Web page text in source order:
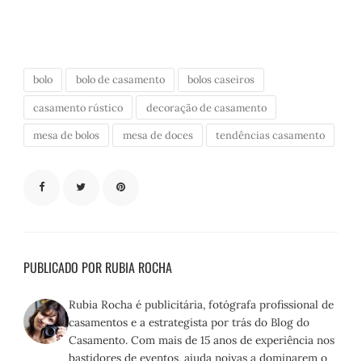
bolo bolo de casamento bolos caseiros
casamento rústico decoração de casamento
mesa de bolos mesa de doces tendências casamento
PUBLICADO POR RUBIA ROCHA
Rubia Rocha é publicitária, fotógrafa profissional de
casamentos e a estrategista por trás do Blog do
Casamento. Com mais de 15 anos de experiência nos
bastidores de eventos, ajuda noivas a dominarem o